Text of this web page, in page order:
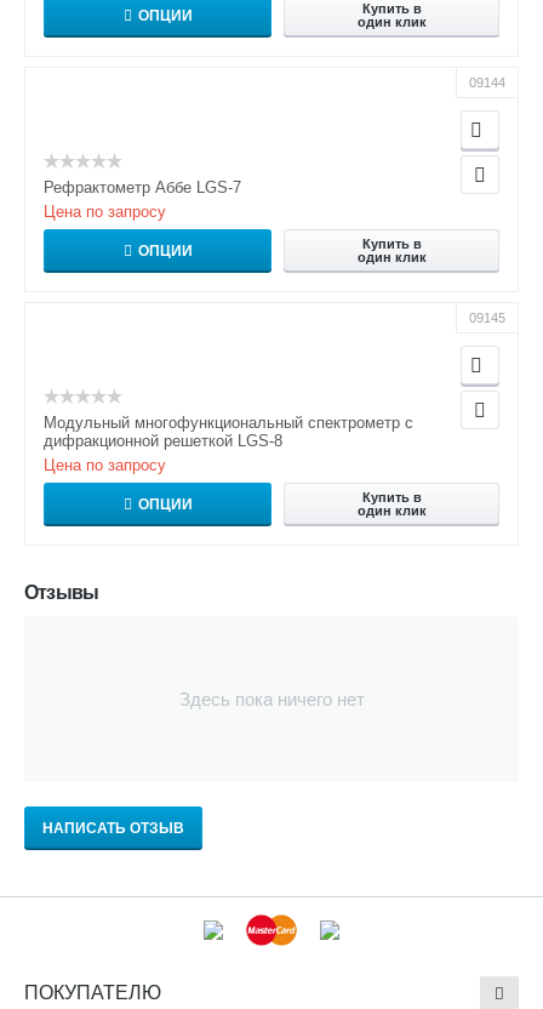
ОПЦИИ
Купить в
один клик
09144
Рефрактометр Аббе LGS-7
Цена по запросу
ОПЦИИ
Купить в
один клик
09145
Модульный многофункциональный спектрометр с
дифракционной решеткой LGS-8
Цена по запросу
ОПЦИИ
Купить в
один клик
Отзывы
Здесь пока ничего нет
НАПИСАТЬ ОТЗЫВ
ПОКУПАТЕЛЮ